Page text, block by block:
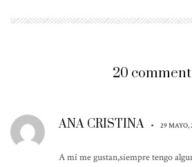
20
ANA CRISTINA • 29 MAYO,
A mí me gustan,siempre tengo